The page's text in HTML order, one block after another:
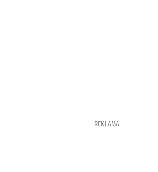
REKLAMA